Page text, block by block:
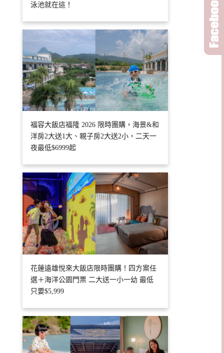
泳池就在這！
福容大飯店福隆 2026 限時團購，海景&和
洋房2大送1大、親子房2大送2小，二天一
夜最低$6999起
花蓮遠雄悅來大飯店限時團購！四方案任
選＋海洋公園門票 二大送一小一幼 最低
只要$5,999